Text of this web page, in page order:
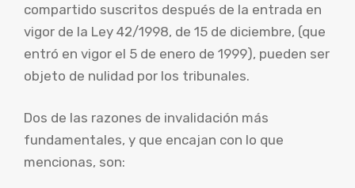
compartido suscritos después de la entrada en
vigor de la Ley 42/1998, de 15 de diciembre, (que
entró en vigor el 5 de enero de 1999), pueden ser
objeto de nulidad por los tribunales.
Dos de las razones de invalidación más
fundamentales, y que encajan con lo que
mencionas, son: